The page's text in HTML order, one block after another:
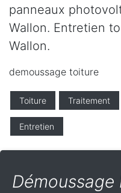
panneaux
Wallon. Entretien
Wallon.
demoussage toiture
Toiture Traitement
Entretien
Démoussage